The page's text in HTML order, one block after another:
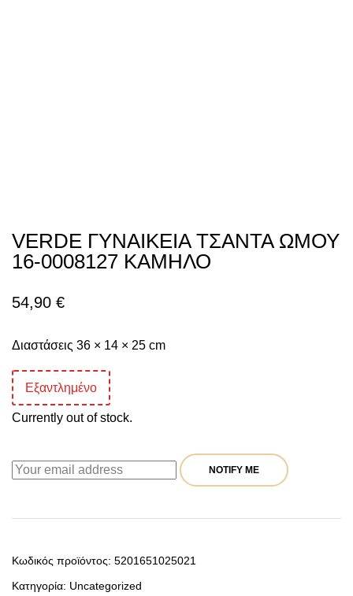
VERDE ΓΥΝΑΙΚΕΙΑ ΤΣΑΝΤΑ ΩΜΟΥ
16-0008127 ΚΑΜΗΛΟ
54,90 €
Διαστάσεις 36 × 14 × 25 cm
Εξαντλημένο
Currently out of stock.
NOTIFY ME
Κωδικός προϊόντος: 5201651025021
Κατηγορία: Uncategorized